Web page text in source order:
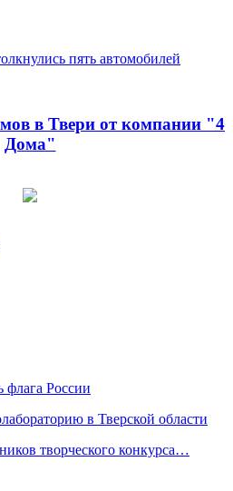
пять автомобилей
в Твери от компании "4
Дома"
флага России
в Тверской области
творческого конкурса…